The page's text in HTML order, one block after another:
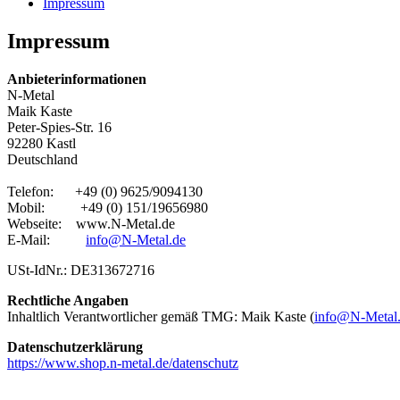
Impressum
Impressum
Anbieterinformationen
N-Metal
Maik Kaste
Peter-Spies-Str. 16
92280 Kastl
Deutschland
Telefon: +49 (0) 9625/9094130
Mobil: +49 (0) 151/19656980
Webseite: www.N-Metal.de
E-Mail: info@N-Metal.de
USt-IdNr.: DE313672716
Rechtliche Angaben
Inhaltlich Verantwortlicher gemäß TMG: Maik Kaste (info@N-
Datenschutzerklärung
https://www.shop.n-metal.de/datenschutz